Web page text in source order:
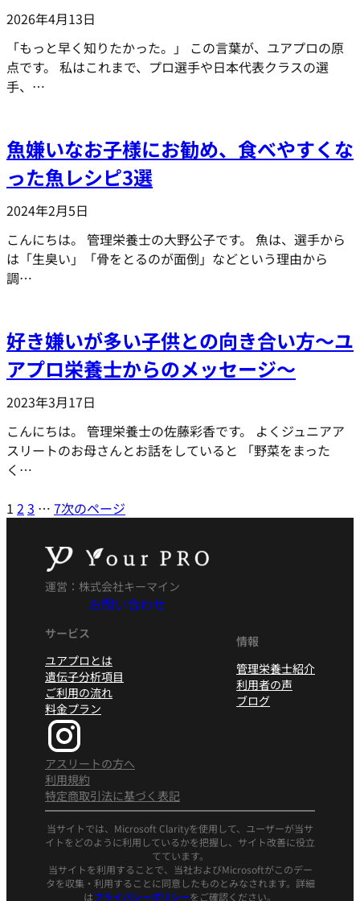
2026年4月13日
「もっと早く知りたかった。」 この言葉が、ユアプロの原
点です。 私はこれまで、プロ選手や日本代表クラスの選
手、…
魚嫌いなお子様にお勧め、食べやすくな
った魚レシピ3選
2024年2月5日
こんにちは。 管理栄養士の大野公子です。 魚は、選手から
は「生臭い」「骨をとるのが面倒」などという理由から
調…
好き嫌いが多い子供との向き合い方～ユ
アプロ栄養士からのメッセージ～
2023年3月17日
こんにちは。 管理栄養士の佐藤彩香です。 よくジュニアア
スリートのお母さんとお話をしていると 「野菜をまった
く…
1 2 3 … 7次のページ
運営：株式会社キーマイン
お問い合わせ
サービス
ユアプロとは
遺伝子分析項目
ご利用の流れ
料金プラン
情報
管理栄養士紹介
利用者の声
ブログ
アスリートの方へ
利用規約
特定商取引法に基づく表記
当サイトでは、Microsoft Clarityを使用して、ユーザーが当サ
イトをどのように利用しているかを把握し、サイト改善に役立
てています。
当サイトを利用することで、当社およびMicrosoftがこのデー
タを収集・利用することに同意したものとみなされます。詳細
はプライバシーポリシーをご確認ください。